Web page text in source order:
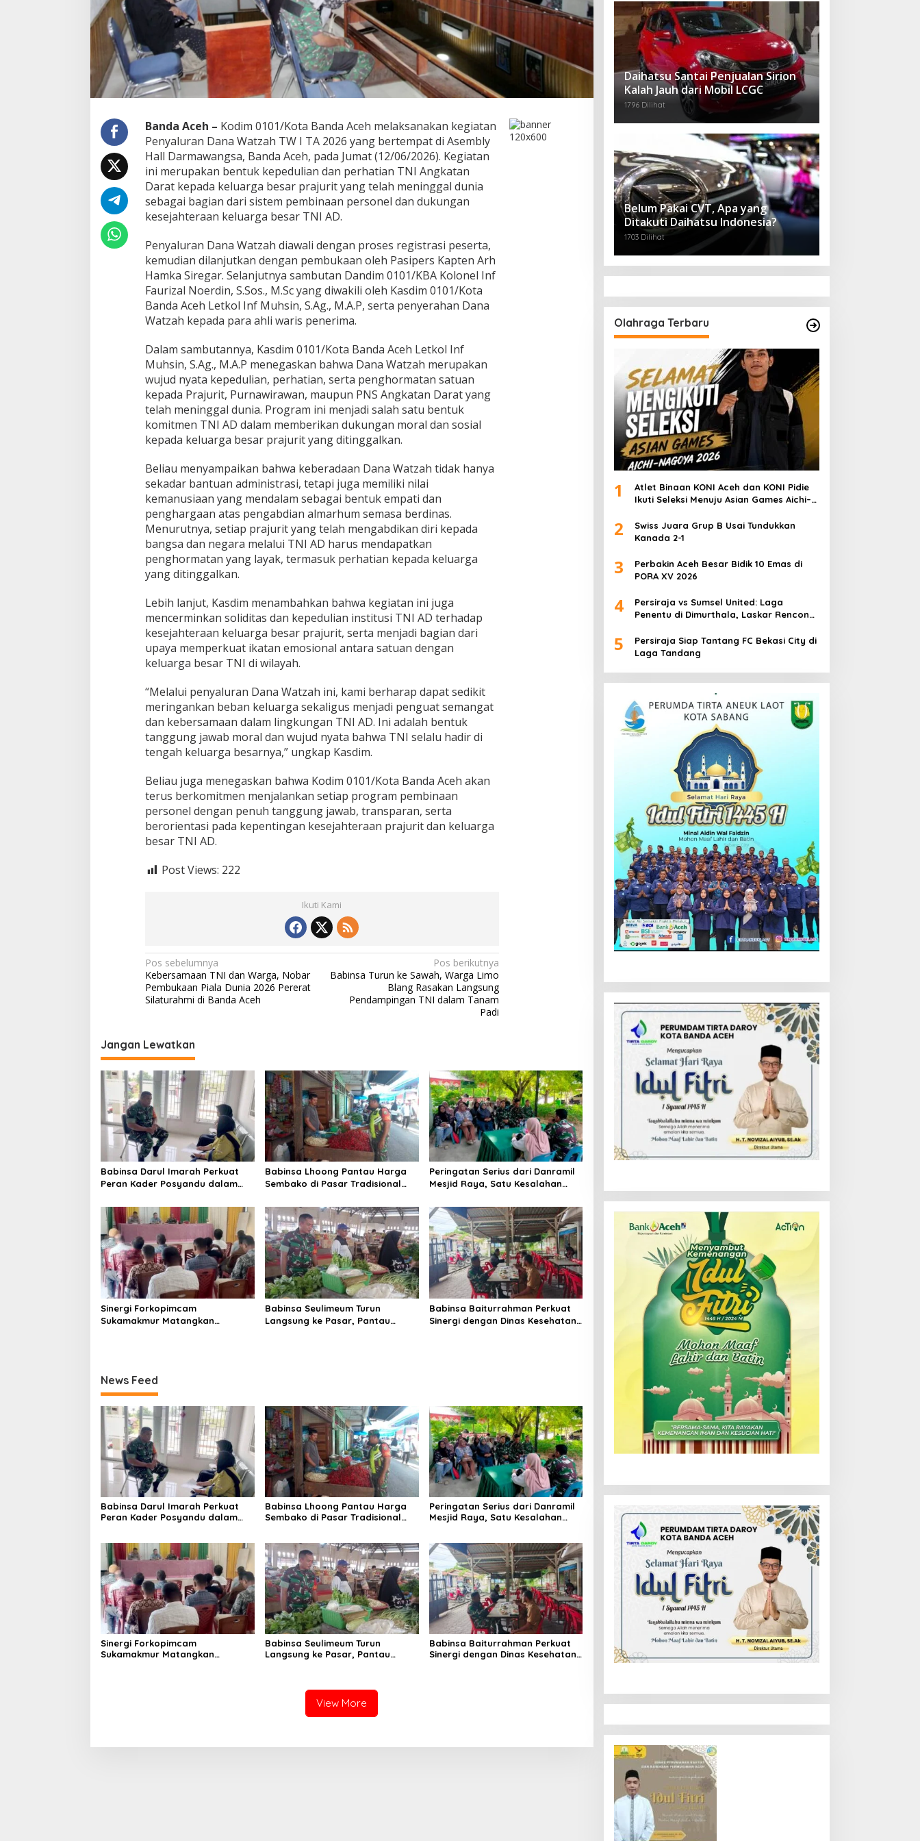
j
u
d
K
e
p
e
d
l
i
a
n
T
N
A
D
e
p
d
a
K
e
a
r
g
a
B
e
s
a
P
r
a
j
u
r
t
d
i
a
n
a
A
c
h
Banda Aceh – Kodim 0101/Kota Banda Aceh melaksanakan kegiatan
Penyaluran Dana Watzah TW I TA 2026 yang bertempat di Asembly
Hall Darmawangsa, Banda Aceh, pada Jumat (12/06/2026). Kegiatan
ini merupakan bentuk kepedulian dan perhatian TNI Angkatan
Darat kepada keluarga besar prajurit yang telah meninggal dunia
sebagai bagian dari sistem pembinaan personel dan dukungan
kesejahteraan keluarga besar TNI AD.
Penyaluran Dana Watzah diawali dengan proses registrasi peserta,
kemudian dilanjutkan dengan pembukaan oleh Pasipers Kapten Arh
Hamka Siregar. Selanjutnya sambutan Dandim 0101/KBA Kolonel Inf
Faurizal Noerdin, S.Sos., M.Sc yang diwakili oleh Kasdim 0101/Kota
Banda Aceh Letkol Inf Muhsin, S.Ag., M.A.P, serta penyerahan Dana
Watzah kepada para ahli waris penerima.
Dalam sambutannya, Kasdim 0101/Kota Banda Aceh Letkol Inf
Muhsin, S.Ag., M.A.P menegaskan bahwa Dana Watzah merupakan
wujud nyata kepedulian, perhatian, serta penghormatan satuan
kepada Prajurit, Purnawirawan, maupun PNS Angkatan Darat yang
telah meninggal dunia. Program ini menjadi salah satu bentuk
komitmen TNI AD dalam memberikan dukungan moral dan sosial
kepada keluarga besar prajurit yang ditinggalkan.
Beliau menyampaikan bahwa keberadaan Dana Watzah tidak hanya
sekadar bantuan administrasi, tetapi juga memiliki nilai
kemanusiaan yang mendalam sebagai bentuk empati dan
penghargaan atas pengabdian almarhum semasa berdinas.
Menurutnya, setiap prajurit yang telah mengabdikan diri kepada
bangsa dan negara melalui TNI AD harus mendapatkan
penghormatan yang layak, termasuk perhatian kepada keluarga
yang ditinggalkan.
Lebih lanjut, Kasdim menambahkan bahwa kegiatan ini juga
mencerminkan soliditas dan kepedulian institusi TNI AD terhadap
kesejahteraan keluarga besar prajurit, serta menjadi bagian dari
upaya memperkuat ikatan emosional antara satuan dengan
keluarga besar TNI di wilayah.
“Melalui penyaluran Dana Watzah ini, kami berharap dapat sedikit
meringankan beban keluarga sekaligus menjadi penguat semangat
dan kebersamaan dalam lingkungan TNI AD. Ini adalah bentuk
tanggung jawab moral dan wujud nyata bahwa TNI selalu hadir di
tengah keluarga besarnya,” ungkap Kasdim.
Beliau juga menegaskan bahwa Kodim 0101/Kota Banda Aceh akan
terus berkomitmen menjalankan setiap program pembinaan
personel dengan penuh tanggung jawab, transparan, serta
berorientasi pada kepentingan kesejahteraan prajurit dan keluarga
besar TNI AD.
Post Views: 222
Ikuti Kami
N
a
v
g
a
s
i
p
o
s
Pos sebelumnya
Kebersamaan TNI dan Warga, Nobar
Pembukaan Piala Dunia 2026 Pererat
Silaturahmi di Banda Aceh
Pos berikutnya
Babinsa Turun ke Sawah, Warga Limo
Blang Rasakan Langsung
Pendampingan TNI dalam Tanam
Padi
Jangan Lewatkan
Babinsa Darul Imarah Perkuat
Peran Kader Posyandu dalam
Babinsa Lhoong Pantau Harga
Sembako di Pasar Tradisional
Perkembangannya
Peringatan Serius dari Danramil
Mesjid Raya, Satu Kesalahan
hingga Satuan
Sinergi Forkopimcam
Sukamakmur Matangkan
Babinsa Seulimeum Turun
Langsung ke Pasar, Pantau
Babinsa Baiturrahman Perkuat
Sinergi dengan Dinas Kesehatan,
News Feed
Babinsa Darul Imarah Perkuat
Peran Kader Posyandu dalam
Babinsa Lhoong Pantau Harga
Sembako di Pasar Tradisional
Peringatan Serius dari Danramil
Mesjid Raya, Satu Kesalahan
Sinergi Forkopimcam
Sukamakmur Matangkan
Babinsa Seulimeum Turun
Langsung ke Pasar, Pantau
Babinsa Baiturrahman Perkuat
Sinergi dengan Dinas Kesehatan,
View More
Daihatsu Santai Penjualan Sirion
Kalah Jauh dari Mobil LCGC
1796 Dilihat
Belum Pakai CVT, Apa yang
Ditakuti Daihatsu Indonesia?
1703 Dilihat
Olahraga Terbaru
1
Atlet Binaan KONI Aceh dan KONI Pidie
Ikuti Seleksi Menuju Asian Games Aichi–
2
Swiss Juara Grup B Usai Tundukkan
Kanada 2-1
3
Perbakin Aceh Besar Bidik 10 Emas di
PORA XV 2026
4
Persiraja vs Sumsel United: Laga
Penentu di Dimurthala, Laskar Rencong
5
Persiraja Siap Tantang FC Bekasi City di
Laga Tandang